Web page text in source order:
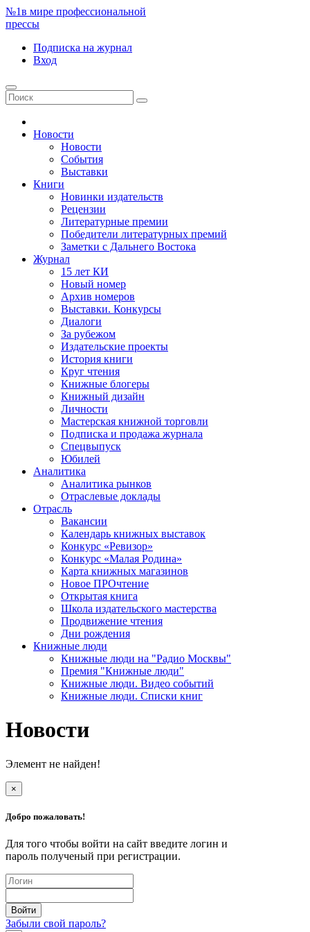
№1в мире профессиональной
прессы
Подписка на журнал
Вход
Новости
Новости
События
Выставки
Книги
Новинки издательств
Рецензии
Литературные премии
Победители литературных премий
Заметки с Дальнего Востока
Журнал
15 лет КИ
Новый номер
Архив номеров
Выставки. Конкурсы
Диалоги
За рубежом
Издательские проекты
История книги
Круг чтения
Книжные блогеры
Книжный дизайн
Личности
Мастерская книжной торговли
Подписка и продажа журнала
Спецвыпуск
Юбилей
Аналитика
Аналитика рынков
Отраслевые доклады
Отрасль
Вакансии
Календарь книжных выставок
Конкурс «Ревизор»
Конкурс «Малая Родина»
Карта книжных магазинов
Новое ПРОчтение
Открытая книга
Школа издательского мастерства
Продвижение чтения
Дни рождения
Книжные люди
Книжные люди на "Радио Москвы"
Премия "Книжные люди"
Книжные люди. Видео событий
Книжные люди. Списки книг
Новости
Элемент не найден!
×
Добро пожаловать!
Для того чтобы войти на сайт введите логин и
пароль полученый при регистрации.
Забыли свой пароль?